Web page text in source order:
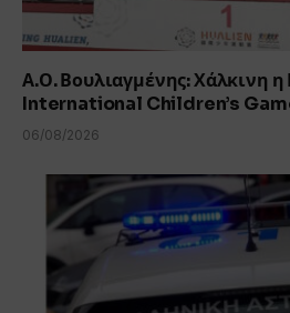
Α.Ο. Βουλιαγμένης: Χάλκινη
International Children’s
06/08/2026